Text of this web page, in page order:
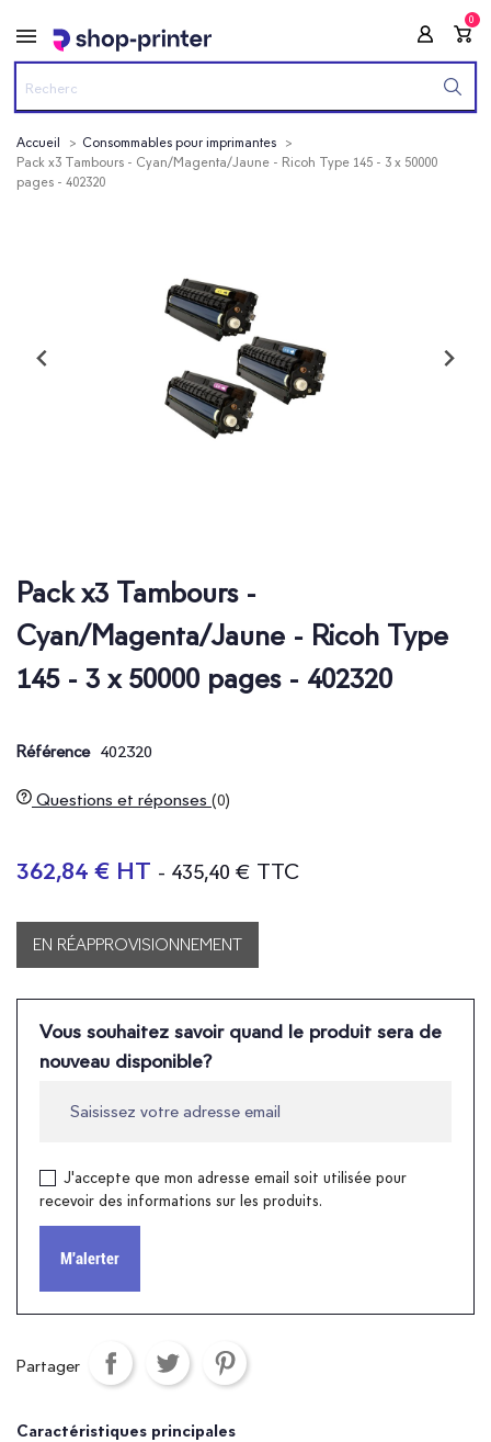
0
Accueil
Consommables pour imprimantes
Pack x3 Tambours - Cyan/Magenta/Jaune - Ricoh Type 145 - 3 x 50000
pages - 402320
Pack x3 Tambours -
Cyan/Magenta/Jaune - Ricoh Type
145 - 3 x 50000 pages - 402320
Référence 402320
Questions et réponses (0)
362,84 € HT - 435,40 € TTC
EN RÉAPPROVISIONNEMENT
Vous souhaitez savoir quand le produit sera de
nouveau disponible?
J'accepte que mon adresse email soit utilisée pour
recevoir des informations sur les produits.
M'alerter
Partager
Caractéristiques principales